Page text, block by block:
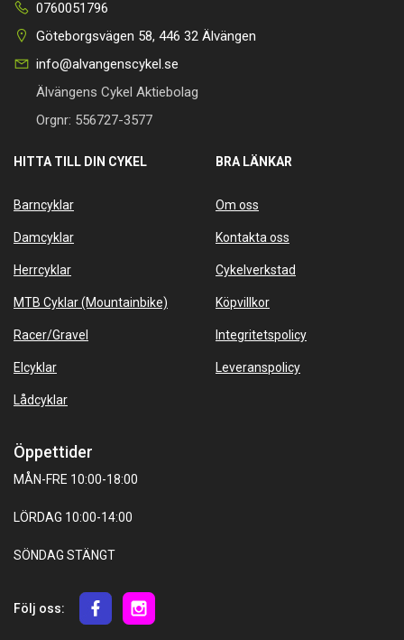
0760051796
Göteborgsvägen 58, 446 32 Älvängen
info@alvangenscykel.se
Älvängens Cykel Aktiebolag
Orgnr: 556727-3577
HITTA TILL DIN CYKEL
Barncyklar
Damcyklar
Herrcyklar
MTB Cyklar (Mountainbike)
Racer/Gravel
Elcyklar
Lådcyklar
BRA LÄNKAR
Om oss
Kontakta oss
Cykelverkstad
Köpvillkor
Integritetspolicy
Leveranspolicy
Öppettider
MÅN-FRE 10:00-18:00
LÖRDAG 10:00-14:00
SÖNDAG STÄNGT
Följ oss: